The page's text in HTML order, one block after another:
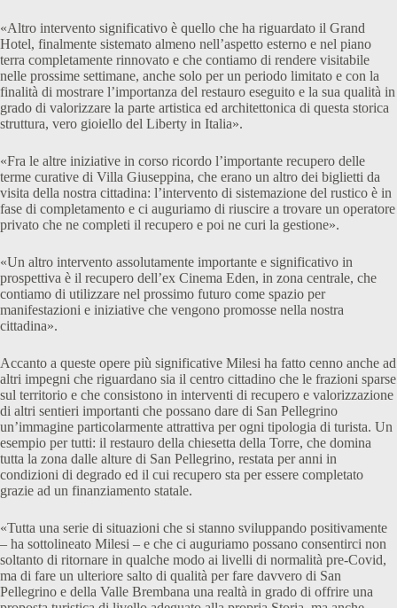
«Altro intervento significativo è quello che ha riguardato il Grand
Hotel, finalmente sistemato almeno nell’aspetto esterno e nel piano
terra completamente rinnovato e che contiamo di rendere visitabile
nelle prossime settimane, anche solo per un periodo limitato e con la
finalità di mostrare l’importanza del restauro eseguito e la sua qualità in
grado di valorizzare la parte artistica ed architettonica di questa storica
struttura, vero gioiello del Liberty in Italia».
«Fra le altre iniziative in corso ricordo l’importante recupero delle
terme curative di Villa Giuseppina, che erano un altro dei biglietti da
visita della nostra cittadina: l’intervento di sistemazione del rustico è in
fase di completamento e ci auguriamo di riuscire a trovare un operatore
privato che ne completi il recupero e poi ne curi la gestione».
«Un altro intervento assolutamente importante e significativo in
prospettiva è il recupero dell’ex Cinema Eden, in zona centrale, che
contiamo di utilizzare nel prossimo futuro come spazio per
manifestazioni e iniziative che vengono promosse nella nostra
cittadina».
Accanto a queste opere più significative Milesi ha fatto cenno anche ad
altri impegni che riguardano sia il centro cittadino che le frazioni sparse
sul territorio e che consistono in interventi di recupero e valorizzazione
di altri sentieri importanti che possano dare di San Pellegrino
un’immagine particolarmente attrattiva per ogni tipologia di turista. Un
esempio per tutti: il restauro della chiesetta della Torre, che domina
tutta la zona dalle alture di San Pellegrino, restata per anni in
condizioni di degrado ed il cui recupero sta per essere completato
grazie ad un finanziamento statale.
«Tutta una serie di situazioni che si stanno sviluppando positivamente
– ha sottolineato Milesi – e che ci auguriamo possano consentirci non
soltanto di ritornare in qualche modo ai livelli di normalità pre-Covid,
ma di fare un ulteriore salto di qualità per fare davvero di San
Pellegrino e della Valle Brembana una realtà in grado di offrire una